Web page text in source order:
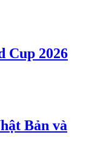
Cup 2026
Bản và